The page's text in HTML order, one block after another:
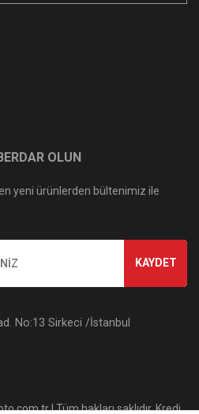
OLUN
yeni ürünlerden bültenimiz ile
KAYDET
No:13 Sirkeci /İstanbul
| Tüm hakları saklıdır. Kredi